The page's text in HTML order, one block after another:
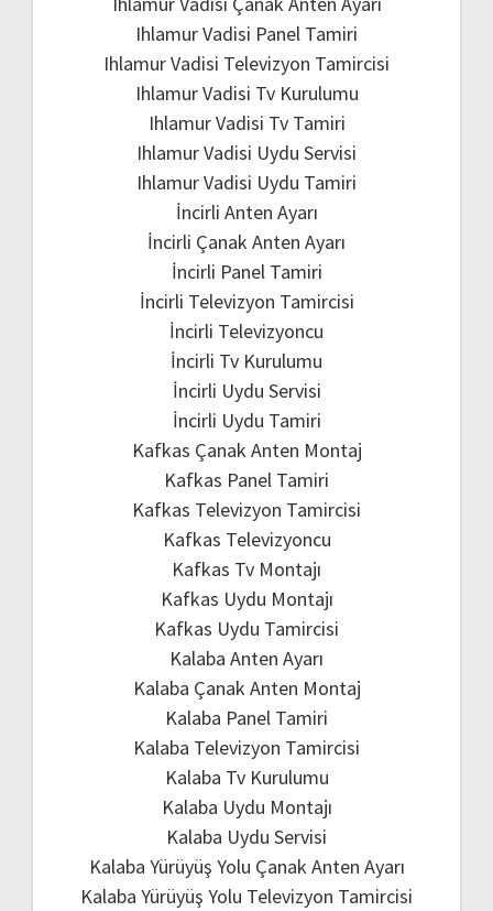
Ihlamur Vadisi Panel Tamiri
Ihlamur Vadisi Televizyon Tamircisi
Ihlamur Vadisi Tv Kurulumu
Ihlamur Vadisi Tv Tamiri
Ihlamur Vadisi Uydu Servisi
Ihlamur Vadisi Uydu Tamiri
İncirli Anten Ayarı
İncirli Çanak Anten Ayarı
İncirli Panel Tamiri
İncirli Televizyon Tamircisi
İncirli Televizyoncu
İncirli Tv Kurulumu
İncirli Uydu Servisi
İncirli Uydu Tamiri
Kafkas Çanak Anten Montaj
Kafkas Panel Tamiri
Kafkas Televizyon Tamircisi
Kafkas Televizyoncu
Kafkas Tv Montajı
Kafkas Uydu Montajı
Kafkas Uydu Tamircisi
Kalaba Anten Ayarı
Kalaba Çanak Anten Montaj
Kalaba Panel Tamiri
Kalaba Televizyon Tamircisi
Kalaba Tv Kurulumu
Kalaba Uydu Montajı
Kalaba Uydu Servisi
Kalaba Yürüyüş Yolu Çanak Anten Ayarı
Kalaba Yürüyüş Yolu Televizyon Tamircisi